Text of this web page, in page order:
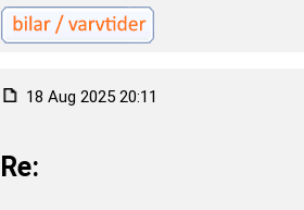
18 Aug 2025 20:11
Re: